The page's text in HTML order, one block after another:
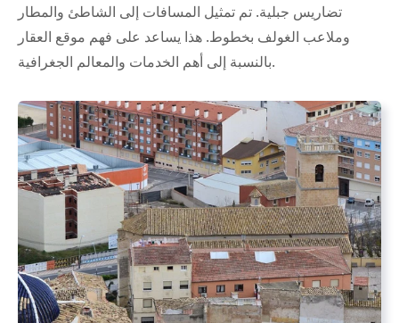
تضاريس جبلية. تم تمثيل المسافات إلى الشاطئ والمطار
وملاعب الغولف بخطوط. هذا يساعد على فهم موقع العقار
بالنسبة إلى أهم الخدمات والمعالم الجغرافية.